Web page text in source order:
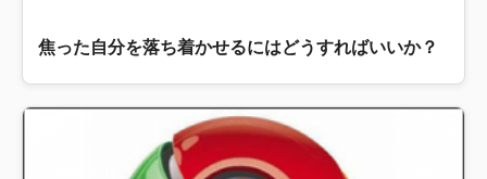
焦った自分を落ち着かせるにはどうすればいいか？